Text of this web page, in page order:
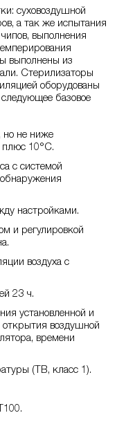
суховоздушной
а так же испытания
выполнения
выполнены из
Стерилизаторы
оборудованы
базовое
но не ниже
плюс 10°С.
с системой
настройками.
и регулировкой
воздуха с
23 ч.
установленной и
открытия воздушной
времени
(ТВ, класс 1).